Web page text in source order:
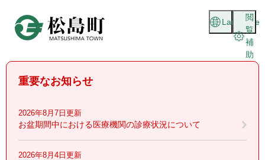
頭
閲
覧
補
助
Language
重要なお知らせ
2026年8月7日更新
お盆期間中における医療機関の診療状況について
2026年8月4日更新